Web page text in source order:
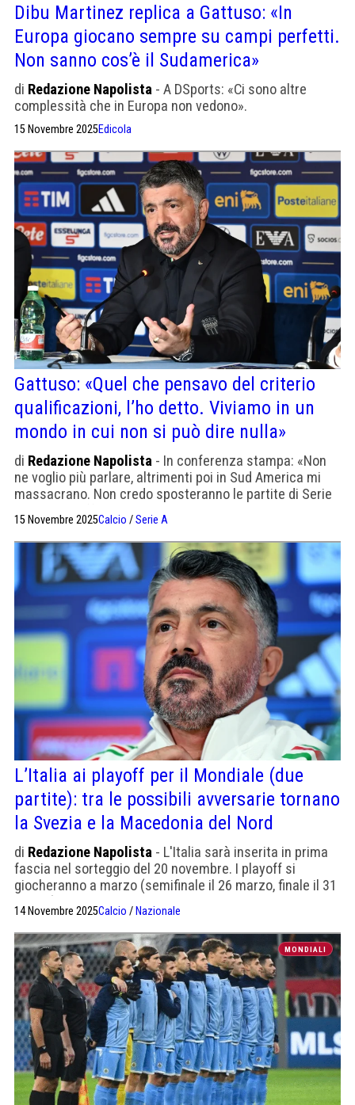
Dibu Martinez replica a Gattuso: «In
Europa giocano sempre su campi perfetti.
Non sanno cos’è il Sudamerica»
di Redazione Napolista - A DSports: «Ci sono altre
complessità che in Europa non vedono».
15 Novembre 2025Edicola
Gattuso: «Quel che pensavo del criterio
qualificazioni, l’ho detto. Viviamo in un
mondo in cui non si può dire nulla»
di Redazione Napolista - In conferenza stampa: «Non
ne voglio più parlare, altrimenti poi in Sud America mi
massacrano. Non credo sposteranno le partite di Serie
A per i playoff»
15 Novembre 2025Calcio /Serie A
L’Italia ai playoff per il Mondiale (due
partite): tra le possibili avversarie tornano
la Svezia e la Macedonia del Nord
di Redazione Napolista - L'Italia sarà inserita in prima
fascia nel sorteggio del 20 novembre. I playoff si
giocheranno a marzo (semifinale il 26 marzo, finale il 31
14 Novembre 2025Calcio / Nazionale
MONDIALI